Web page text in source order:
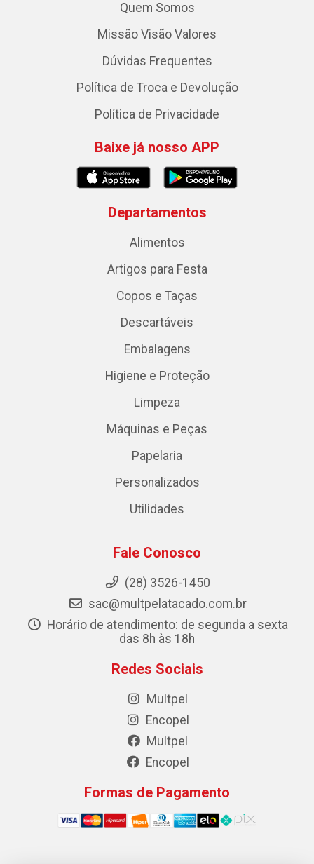
Quem Somos
Missão Visão Valores
Dúvidas Frequentes
Política de Troca e Devolução
Política de Privacidade
Baixe já nosso APP
Departamentos
Alimentos
Artigos para Festa
Copos e Taças
Descartáveis
Embalagens
Higiene e Proteção
Limpeza
Máquinas e Peças
Papelaria
Personalizados
Utilidades
Fale Conosco
(28) 3526-1450
sac@multpelatacado.com.br
Horário de atendimento: de segunda a sexta
das 8h às 18h
Redes Sociais
Multpel
Encopel
Multpel
Encopel
Formas de Pagamento